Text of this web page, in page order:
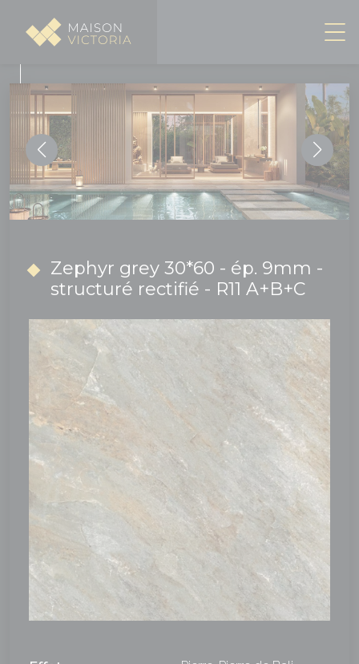
Zephyr grey 30*60 - ép. 9mm -
structuré rectifié - R11 A+B+C